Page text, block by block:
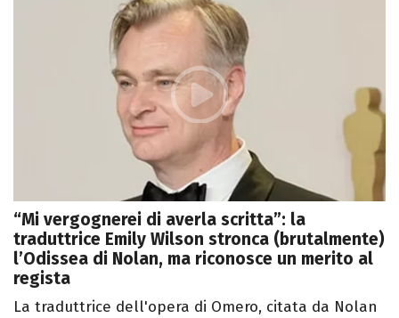
“Mi vergognerei di averla scritta”: la
traduttrice Emily Wilson stronca (brutalmente)
l’Odissea di Nolan, ma riconosce un merito al
regista
La traduttrice dell'opera di Omero, citata da Nolan